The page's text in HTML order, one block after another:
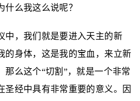
什么我这么说呢？
中，我们就是要进入天主的新
的身体，这是我的宝血，来立新
那么这个“切割”，就是一个非常
圣经中具有非常重要的意义。因